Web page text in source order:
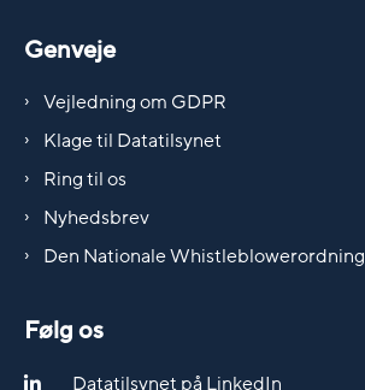
Genveje
Vejledning om GDPR
Klage til Datatilsynet
Ring til os
Nyhedsbrev
Den Nationale Whistleblowerordning
Følg os
Datatilsynet på LinkedIn